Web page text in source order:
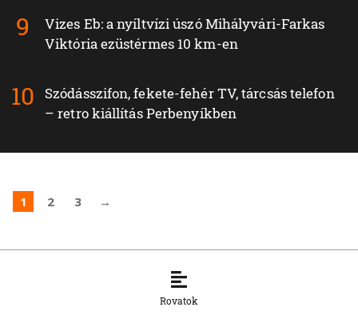
Vizes Eb: a nyíltvízi úszó Mihályvári-Farkas
Viktória ezüstérmes 10 km-en
Szódásszifon, fekete-fehér TV, tárcsás telefon
– retro kiállítás Perbenyíkben
1 2 3 →
Rovatok